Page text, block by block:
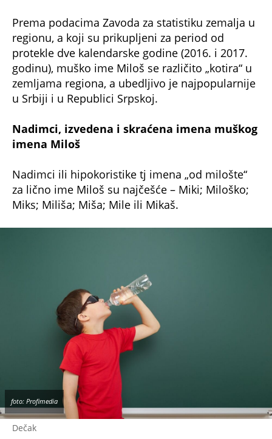
Prema podacima Zavoda za statistiku zemalja u
regionu, a koji su prikupljeni za period od
protekle dve kalendarske godine (2016. i 2017.
godinu), muško ime Miloš se različito „kotira“ u
zemljama regiona, a ubedljivo je najpopularnije
u Srbiji i u Republici Srpskoj.
Nadimci, izvedena i skraćena imena muškog
imena Miloš
Nadimci ili hipokoristike tj imena „od milošte“
za lično ime Miloš su najčešće – Miki; Miloško;
Miks; Miliša; Miša; Mile ili Mikaš.
Dečak
foto: Profimedia